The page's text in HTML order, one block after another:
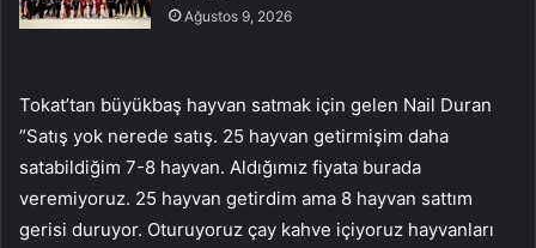
Ağustos 9, 2026
Tokat’tan büyükbaş hayvan satmak için gelen Nail Duran
“Satış yok nerede satış. 25 hayvan getirmişim daha
satabildiğim 7-8 hayvan. Aldığımız fiyata burada
veremiyoruz. 25 hayvan getirdim ama 8 hayvan sattım
gerisi duruyor. Oturuyoruz çay kahve içiyoruz hayvanları